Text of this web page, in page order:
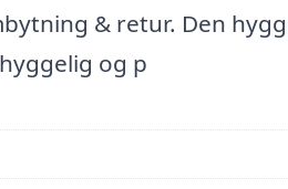
& retur. Den
og p